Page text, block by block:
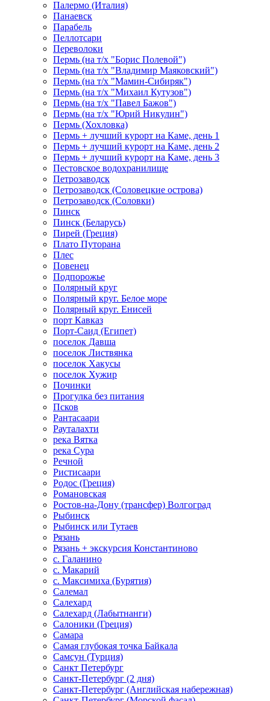
Палермо (Италия)
Панаевск
Парабель
Пеллотсари
Переволоки
Пермь (на т/х "Борис Полевой")
Пермь (на т/х "Владимир Маяковский")
Пермь (на т/х "Мамин-Сибиряк")
Пермь (на т/х "Михаил Кутузов")
Пермь (на т/х "Павел Бажов")
Пермь (на т/х "Юрий Никулин")
Пермь (Хохловка)
Пермь + лучший курорт на Каме, день 1
Пермь + лучший курорт на Каме, день 2
Пермь + лучший курорт на Каме, день 3
Пестовское водохранилище
Петрозаводск
Петрозаводск (Соловецкие острова)
Петрозаводск (Соловки)
Пинск
Пинск (Беларусь)
Пирей (Греция)
Плато Путорана
Плес
Повенец
Подпорожье
Полярный круг
Полярный круг. Белое море
Полярный круг. Енисей
порт Кавказ
Порт-Саид (Египет)
поселок Давша
поселок Листвянка
поселок Хакусы
поселок Хужир
Починки
Прогулка без питания
Псков
Рантасаари
Рауталахти
река Вятка
река Сура
Речной
Ристисаари
Родос (Греция)
Романовская
Ростов-на-Дону (трансфер) Волгоград
Рыбинск
Рыбинск или Тутаев
Рязань
Рязань + экскурсия Константиново
с. Галанино
с. Макарий
с. Максимиха (Бурятия)
Салемал
Салехард
Салехард (Лабытнанги)
Салоники (Греция)
Самара
Самая глубокая точка Байкала
Самсун (Турция)
Санкт Петербург
Санкт-Петербург (2 дня)
Санкт-Петербург (Английская набережная)